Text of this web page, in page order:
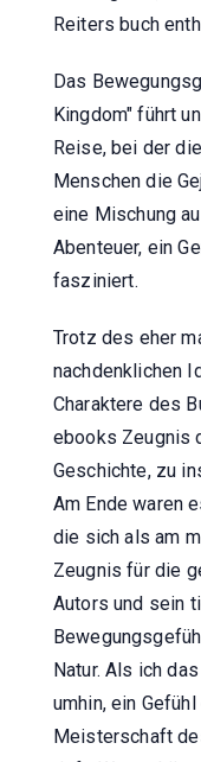
Reiters buch
Das
Kingdom" führt
Reise, bei der
Menschen die
eine Mischung
Abenteuer, ein
fasziniert.
Trotz des eher
nachdenklichen
Charaktere des
ebooks Zeugnis
Geschichte, zu
Am Ende waren
die sich als am
Zeugnis für die
Autors und sein
Natur. Als ich
umhin, ein
Meisterschaft